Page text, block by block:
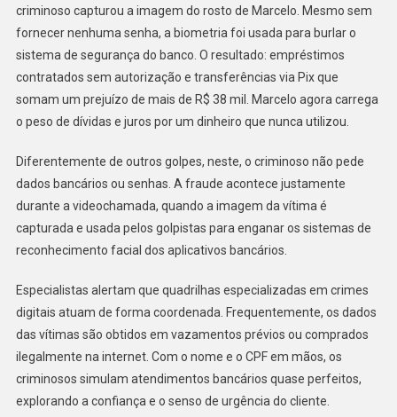
criminoso capturou a imagem do rosto de Marcelo. Mesmo sem
fornecer nenhuma senha, a biometria foi usada para burlar o
sistema de segurança do banco. O resultado: empréstimos
contratados sem autorização e transferências via Pix que
somam um prejuízo de mais de R$ 38 mil. Marcelo agora carrega
o peso de dívidas e juros por um dinheiro que nunca utilizou.
Diferentemente de outros golpes, neste, o criminoso não pede
dados bancários ou senhas. A fraude acontece justamente
durante a videochamada, quando a imagem da vítima é
capturada e usada pelos golpistas para enganar os sistemas de
reconhecimento facial dos aplicativos bancários.
Especialistas alertam que quadrilhas especializadas em crimes
digitais atuam de forma coordenada. Frequentemente, os dados
das vítimas são obtidos em vazamentos prévios ou comprados
ilegalmente na internet. Com o nome e o CPF em mãos, os
criminosos simulam atendimentos bancários quase perfeitos,
explorando a confiança e o senso de urgência do cliente.